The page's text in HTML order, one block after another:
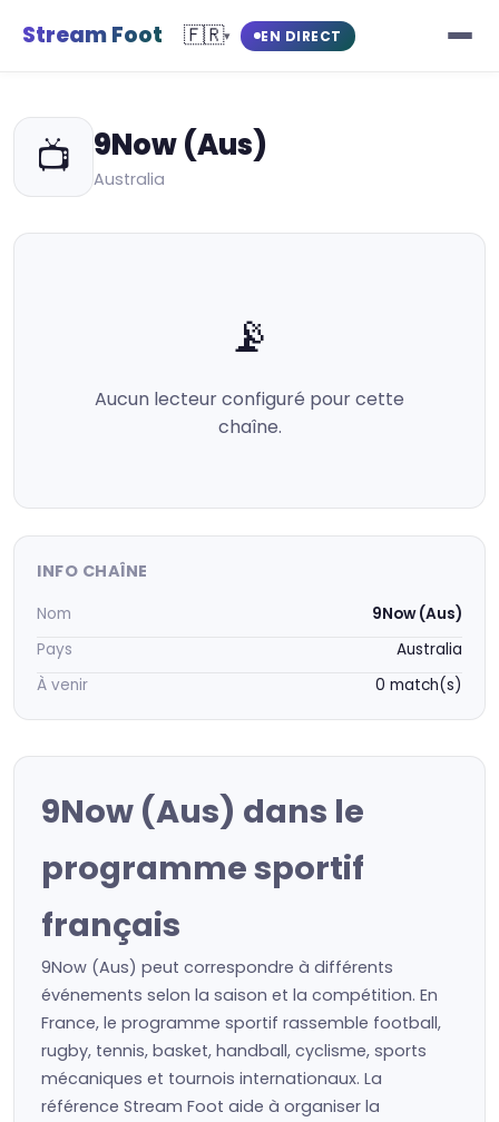
Stream Foot 🇫🇷▾ EN DIRECT
📺 9Now (Aus)
Australia
📡
Aucun lecteur configuré pour cette
chaîne.
INFO CHAÎNE
Nom
9Now (Aus)
Pays
Australia
À venir
0 match(s)
9Now (Aus) dans le
programme sportif
français
9Now (Aus) peut correspondre à différents
événements selon la saison et la compétition. En
France, le programme sportif rassemble football,
rugby, tennis, basket, handball, cyclisme, sports
mécaniques et tournois internationaux. La
référence Stream Foot aide à organiser la